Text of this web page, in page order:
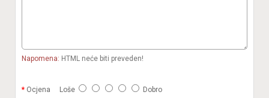
Napomena: HTML neće biti preveden!
Ocjena Loše Dobro